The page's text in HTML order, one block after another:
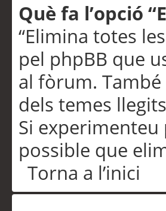
Què fa l’opció
“Elimina totes
pel phpBB que
al fòrum.
dels temes
Si experimenteu
possible que
Torna a l’inici